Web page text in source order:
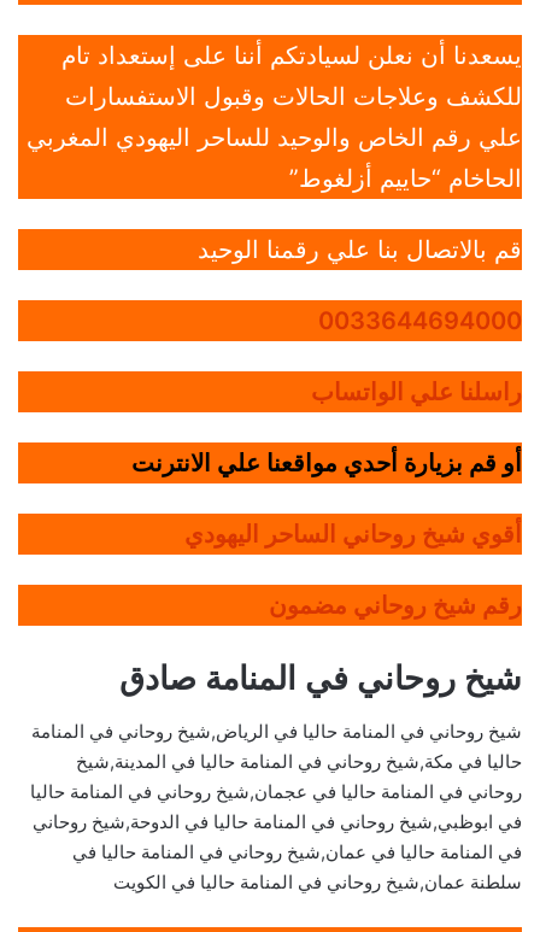
يسعدنا أن نعلن لسيادتكم أننا على إستعداد تام
للكشف وعلاجات الحالات وقبول الاستفسارات
علي رقم الخاص والوحيد للساحر اليهودي المغربي
الحاخام “حاييم أزلغوط”
قم بالاتصال بنا علي رقمنا الوحيد
0033644694000
راسلنا علي الواتساب
أو قم بزيارة أحدي مواقعنا علي الانترنت
أقوي شيخ روحاني الساحر اليهودي
رقم شيخ روحاني مضمون
شيخ روحاني في المنامة صادق
شيخ روحاني في المنامة حاليا في الرياض,شيخ روحاني في المنامة
حاليا في مكة,شيخ روحاني في المنامة حاليا في المدينة,شيخ
روحاني في المنامة حاليا في عجمان,شيخ روحاني في المنامة حاليا
في ابوظبي,شيخ روحاني في المنامة حاليا في الدوحة,شيخ روحاني
في المنامة حاليا في عمان,شيخ روحاني في المنامة حاليا في
سلطنة عمان,شيخ روحاني في المنامة حاليا في الكويت